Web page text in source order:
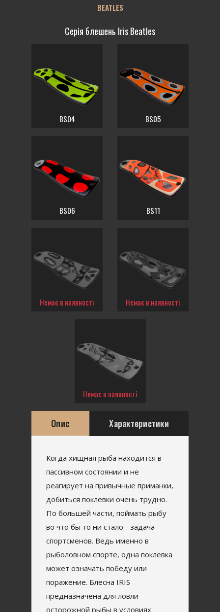
BEATLES
Серія блешень Iris Beatles
BS04 BS05
BS06 BS11
Немає в наявності Немає в наявності
Немає в наявності
Опис Характеристики
Когда хищная рыба находится в
пассивном состоянии и не
реагирует на привычные приманки,
добиться поклевки очень трудно.
По большей части, поймать рыбу
во что бы то ни стало - задача
спортсменов. Ведь именно в
рыболовном спорте, одна поклевка
может означать победу или
поражение. Блесна IRIS
предназначена для ловли
осторожной рыбы в условиях